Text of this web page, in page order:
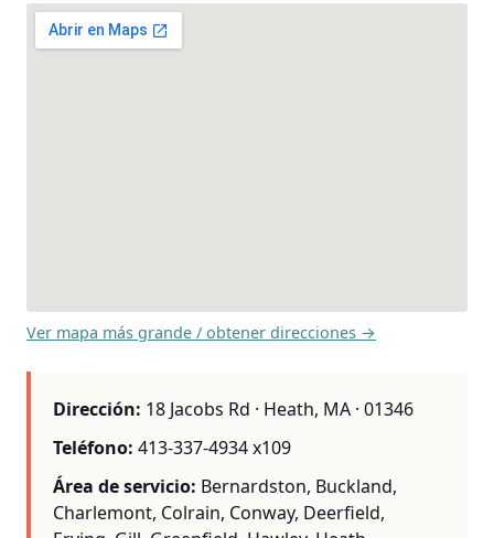
Ver mapa más grande / obtener direcciones →
Dirección: 18 Jacobs Rd · Heath, MA · 01346
Teléfono: 413-337-4934 x109
Área de servicio: Bernardston, Buckland,
Charlemont, Colrain, Conway, Deerfield,